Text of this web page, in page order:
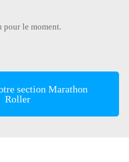
pour le moment.
section Marathon
Roller